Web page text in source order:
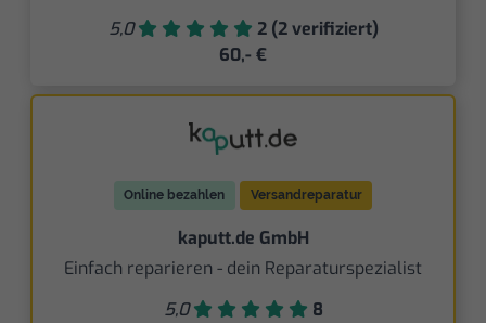
5,0
2 (2 verifiziert)
60,- €
Online bezahlen Versandreparatur
kaputt.de GmbH
Einfach reparieren - dein Reparaturspezialist
5,0
8